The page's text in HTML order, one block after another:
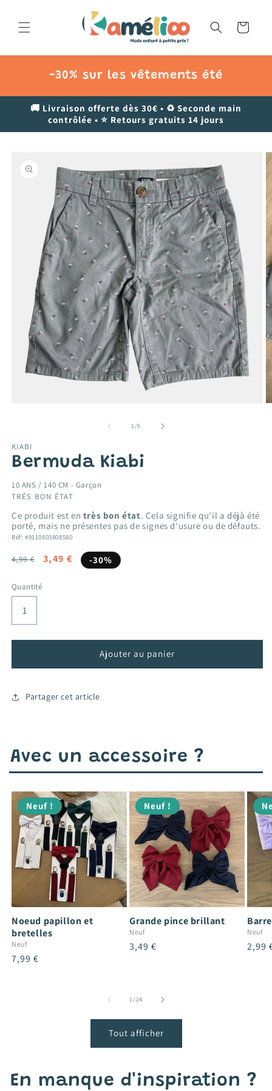
au
contenu
Panier
-30% sur les vêtements été
🚚 Livraison offerte dès 30€ • ♻️ Seconde main
contrôlée • ⭐ Retours gratuits 14 jours
produits
dans
fenêtre
1/de
5
KIABI
Bermuda Kiabi
10 ANS / 140 CM - Garçon
TRÉS BON ÉTAT
Ce produit est en très bon état. Cela signifie qu'il a déjà été
porté, mais ne présentes pas de signes d'usure ou de défauts.
Réf: #9110803808580
Prix
4,99 €
Prix
3,49 € -30%
Quantité
Ajouter au panier
Partager cet article
Avec un accessoire ?
Neuf !
Noeud papillon et
bretelles
Neuf
Prix
7,99 €
Neuf !
Grande pince brillant
Neuf
Prix
3,49 €
Neuf
Prix
2,99
1/de
24
Tout afficher
En manque d'inspiration ?